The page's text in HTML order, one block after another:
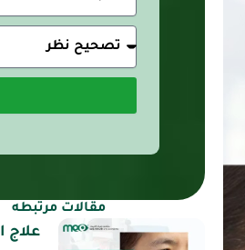
المطلوبة
مقالات مرتبطه
علاج